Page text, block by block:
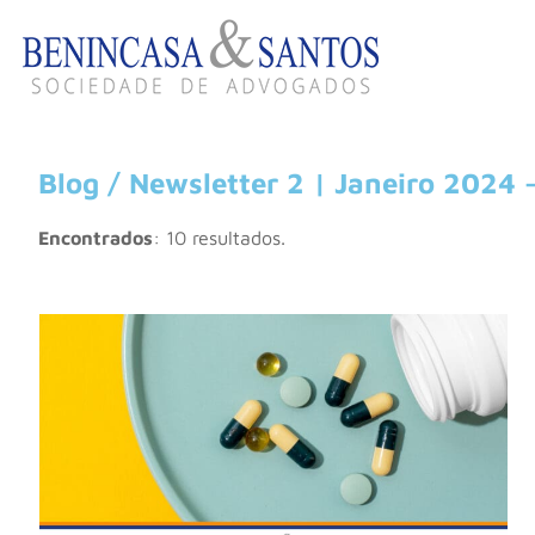
Blog / Newsletter 2 | Janeiro 2024
Encontrados: 10 resultados.